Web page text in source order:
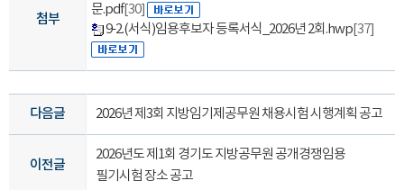
첨부
문.pdf[30]
9-2.(서식)임용후보자 등록서식_2026년 2회.hwp[37]
다음글 2026년 제3회 지방임기제공무원 채용시험 시행계획 공고
이전글
2026년도 제1회 경기도 지방공무원 공개경쟁임용
필기시험 장소 공고